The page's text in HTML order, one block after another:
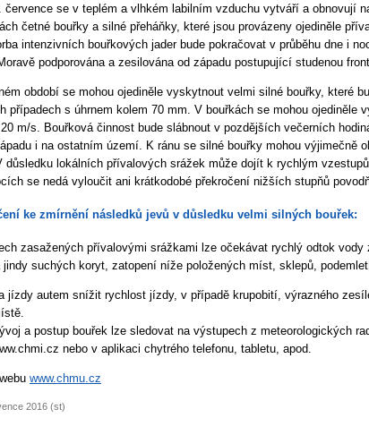
července se v teplém a vlhkém labilním vzduchu vytváří a obnovují
četné bouřky a silné přeháňky, které jsou provázeny ojediněle
intenzivních bouřkových jader bude pokračovat v průběhu dne i
podporována a zesilována od západu postupující studenou
období se mohou ojediněle vyskytnout velmi silné bouřky, které
případech s úhrnem kolem 70 mm. V bouřkách se mohou ojediněle
m/s. Bouřková činnost bude slábnout v pozdějších večerních
i na ostatním území. K ránu se silné bouřky mohou výjimečně
důsledku lokálních přívalových srážek může dojít k rychlým
se nedá vyloučit ani krátkodobé překročení nižších stupňů
ke zmírnění následků jevů v důsledku velmi silných bouřek:
zasažených přívalovými srážkami lze očekávat rychlý odtok
jindy suchých koryt, zatopení níže položených míst, sklepů,
jízdy autem snížit rychlost jízdy, v případě krupobití, výrazného
a postup bouřek lze sledovat na výstupech z meteorologických
nebo v aplikaci chytrého telefonu, tabletu, apod.
www.chmu.cz
2016 (st)